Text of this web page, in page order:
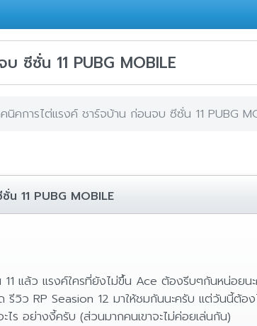
ซีซั่น 11 PUBG MOBILE
คนิคการไต่แรงค์ ชาร์จบ้าน ก่อนจบ ซีซั่น 11 PUBG
น 11 PUBG MOBILE
ล้ว แรงค์ใครที่ยังไม่ขึ้น Ace ต้องรีบๆกันหน่อยนะ
วิว RP Seasion 12 มาให้ชมกันนะครับ แต่วันนี้ต้อ
ร อย่างงี้ครับ (ส่วนมากคนเขาจะไม่ค่อยเล่นกัน)